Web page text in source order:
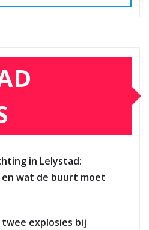
in Lelystad:
wat de buurt moet
explosies bij